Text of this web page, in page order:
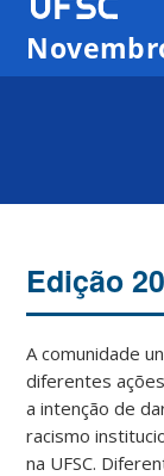
Edição
A comunidade
diferentes
a intenção de
racismo
na UFSC.